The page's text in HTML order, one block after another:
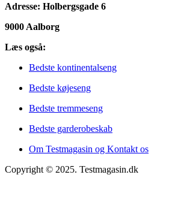
Adresse: Holbergsgade 6
9000 Aalborg
Læs også:
Bedste kontinentalseng
Bedste køjeseng
Bedste tremmeseng
Bedste garderobeskab
Om Testmagasin og Kontakt os
Copyright © 2025. Testmagasin.dk